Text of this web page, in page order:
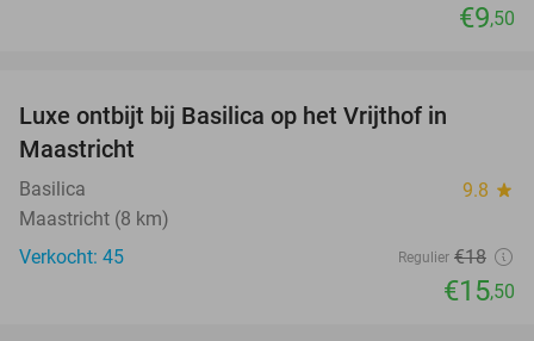
€9,50
TODAY
Luxe ontbijt bij Basilica op het Vrijthof in
Maastricht
Basilica 9.8 star
Maastricht (8 km)
Verkocht: 45
Regulier €18
€15,50